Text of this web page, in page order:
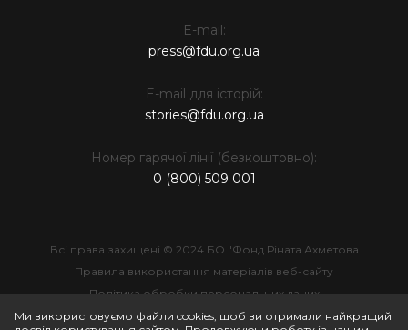
E-mail:
press@fdu.org.ua
E-mail для історій:
stories@fdu.org.ua
Номер гарячої лінії (безкоштовно):
0 (800) 509 001
Всі права захищені © 2024 БО "Фонд Ріната Ахметова
Правила використання матеріалів веб-сайту
Політика обробки персональних даних
Інтелектуальна власність
Ми використовуємо файли cookies, щоб ви отримали найкращий